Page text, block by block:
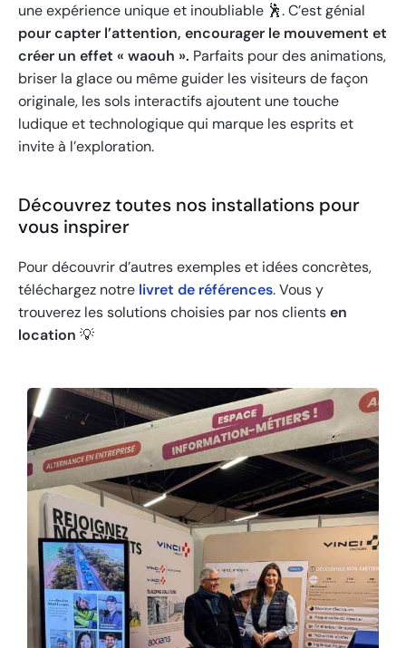
une expérience unique et inoubliable 🕺. C’est génial
pour capter l’attention, encourager le mouvement et
créer un effet « waouh ». Parfaits pour des animations,
briser la glace ou même guider les visiteurs de façon
originale, les sols interactifs ajoutent une touche
ludique et technologique qui marque les esprits et
invite à l’exploration.
Découvrez toutes nos installations pour
vous inspirer
Pour découvrir d’autres exemples et idées concrètes,
téléchargez notre livret de références. Vous y
trouverez les solutions choisies par nos clientsen
location 💡